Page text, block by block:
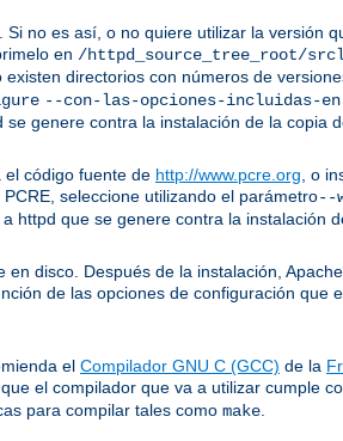
no es así, o no quiere utilizar la versión
en /httpd_source_tree_root/
directorios con números de
--con-las-opciones-incluidas-
genere contra la instalación de la copia
código fuente de http://www.pcre.org , o
seleccione utilizando el parámetro--
httpd que se genere contra la instalación
disco. Después de la instalación,
de las opciones de configuración que
el Compilador GNU C (GCC) de la
el compilador que va a utilizar cumple
para compilar tales como make